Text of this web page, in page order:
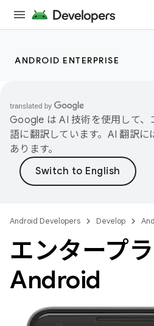
ANDROID ENTERPRISE
Google は AI 技術を使用して、
語に翻訳しています。AI 翻訳
あります。
Android Developers Develop
エンタープ
Android